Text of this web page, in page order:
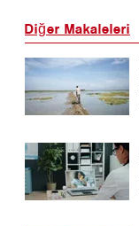
Diğer Makaleleri